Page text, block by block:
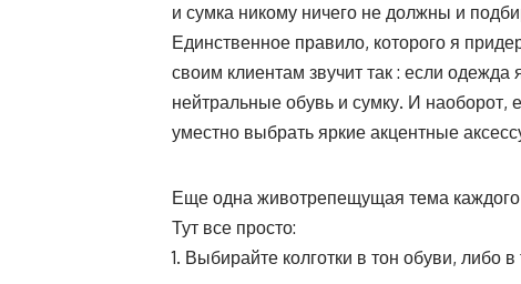
и сумка никому ничего не должны и
Единственное правило, которого я
своим клиентам звучит так : если
нейтральные обувь и сумку. И наоборот,
уместно выбрать яркие акцентные
Еще одна животрепещущая тема
Тут все просто:
Выбирайте колготки в тон обуви, либо